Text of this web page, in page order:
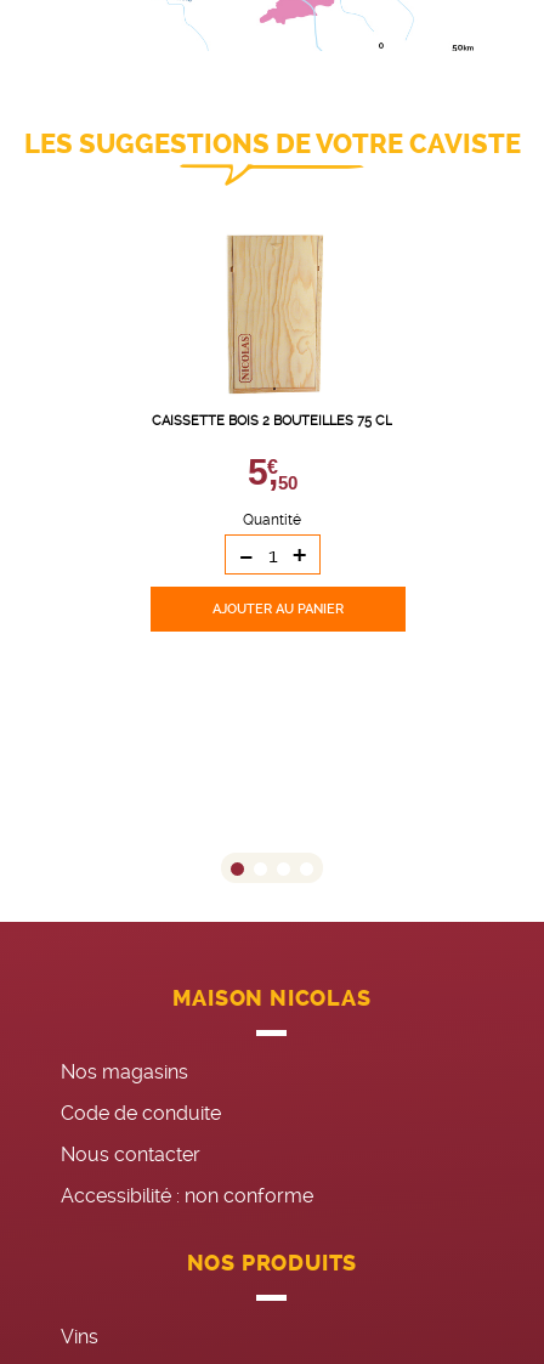
LES SUGGESTIONS DE VOTRE CAVISTE
CAISSETTE BOIS 2 BOUTEILLES 75 CL
5,
€
50
Quantité
- +
AJOUTER AU PANIER
MAISON NICOLAS
Nos magasins
Code de conduite
Nous contacter
Accessibilité : non conforme
NOS PRODUITS
Vins